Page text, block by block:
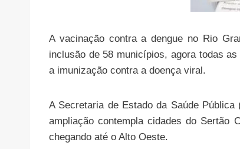
A vacinação contra a dengue no Rio
inclusão de 58 municípios, agora todas
a imunização contra a doença viral.
A Secretaria de Estado da Saúde
ampliação contempla cidades do Sertão
chegando até o Alto Oeste.